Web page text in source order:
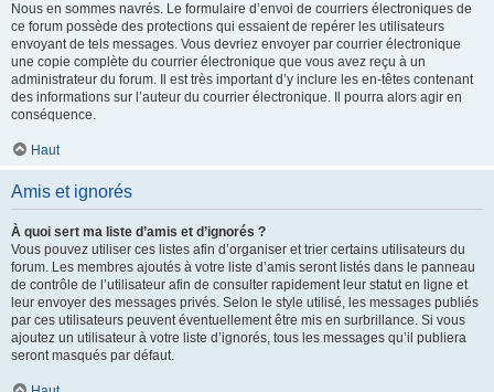
Nous en sommes navrés. Le formulaire d’envoi de courriers électroniques de
ce forum possède des protections qui essaient de repérer les utilisateurs
envoyant de tels messages. Vous devriez envoyer par courrier électronique
une copie complète du courrier électronique que vous avez reçu à un
administrateur du forum. Il est très important d’y inclure les en-têtes contenant
des informations sur l’auteur du courrier électronique. Il pourra alors agir en
conséquence.
Haut
Amis et ignorés
À quoi sert ma liste d’amis et d’ignorés ?
Vous pouvez utiliser ces listes afin d’organiser et trier certains utilisateurs du
forum. Les membres ajoutés à votre liste d’amis seront listés dans le panneau
de contrôle de l’utilisateur afin de consulter rapidement leur statut en ligne et
leur envoyer des messages privés. Selon le style utilisé, les messages publiés
par ces utilisateurs peuvent éventuellement être mis en surbrillance. Si vous
ajoutez un utilisateur à votre liste d’ignorés, tous les messages qu’il publiera
seront masqués par défaut.